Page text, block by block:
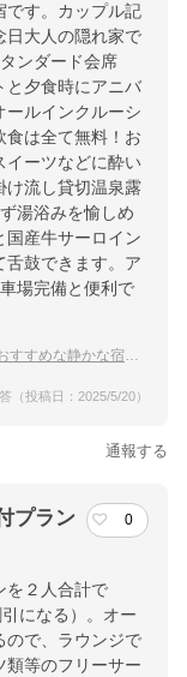
です。カップル記
日大人の隠れ家で
ンダード会席
と夕食時にアニバ
ールインクルーシ
食は全て無料！お
イーツなどに酔い
け流し貸切温泉露
湯浴みを愉しめ
国産牛サーロイン
舌鼓できます。ア
場完備と便利で
すめな静かな宿は？
（投稿日：2025/5/20）
通報する
プラン
0
を２人合計で
になる）。オー
ので、ラウンジで
類等のフリーサー